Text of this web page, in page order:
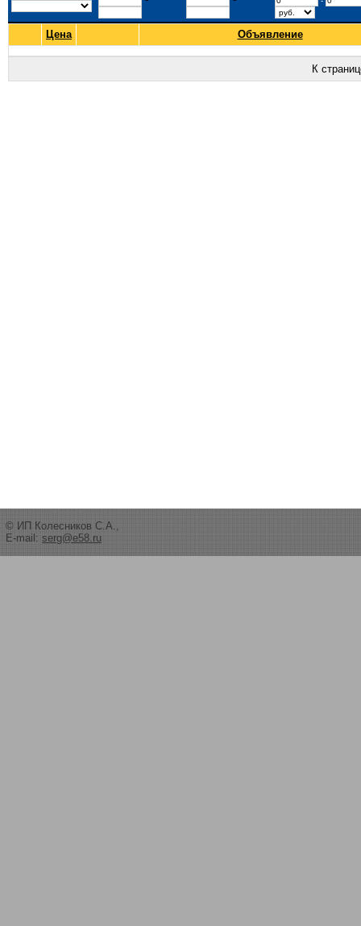
Цена Объявление
К
© ИП Колесников С.А.,
E-mail: serg@e58.ru